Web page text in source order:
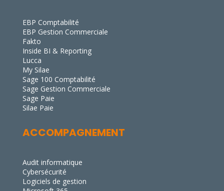
EBP Comptabilité
EBP Gestion Commerciale
Fakto
Inside BI & Reporting
Lucca
My Silae
Sage 100 Comptabilité
Sage Gestion Commerciale
Sage Paie
Silae Paie
ACCOMPAGNEMENT
Audit informatique
Cybersécurité
Logiciels de gestion